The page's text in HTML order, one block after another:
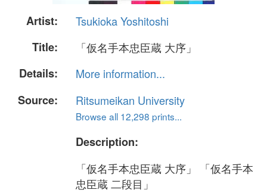
Artist:
Tsukioka Yoshitoshi
Title:
「仮名手本忠臣蔵 大序」
Details:
More information...
Source:
Ritsumeikan University
Browse all 12,298 prints...
Description:
「仮名手本忠臣蔵 大序」 「仮名手本
忠臣蔵 二段目」